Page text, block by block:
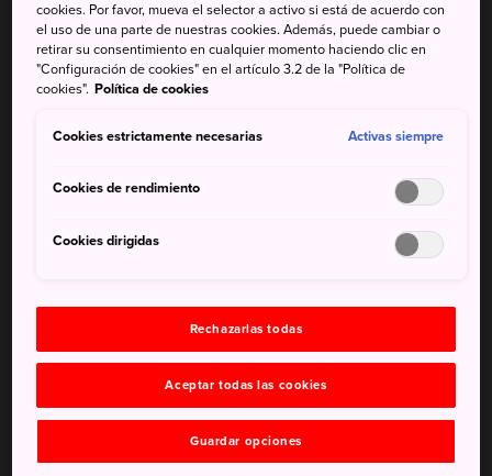
concentran en el antiguo y pequeño mercado de
Kuromon Ichiba, en el distrito de Namba, en Osaka. Los
visitantes eligen entre la multitud de ofertas que anuncian
El intenso aroma a kimchi y la colorida exposición de
una increíble experiencia sensorial.
Cómo llegar
Se accede al mercado en tren y, luego, un corto paseo a
Kuromon Ichiba está a cinco minutos andando al suroeste
de la estación de Nippombashi; y a diez minutos a pie al
este de la estación de Namba. Cuando hayas cruzado la
calle Sakai-suji, busca una gran señal multicolor que pone
cookies. Por favor, mueva el selector a activo si está de acuerdo con
el uso de una parte de nuestras cookies. Además, puede cambiar o
retirar su consentimiento en cualquier momento haciendo clic en
"Configuración de cookies" en el artículo 3.2 de la "Política de
cookies". Política de cookies
Cookies estrictamente necesarias Activas siempre
Cookies de rendimiento
Cookies dirigidas
Rechazarlas todas
Aceptar todas las cookies
Guardar opciones